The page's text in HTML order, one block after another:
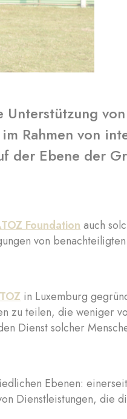
Rahmen von
der Ebene der
Foundation auch
von
in Luxemburg
zu teilen, die weniger
Dienst solcher
Ebenen:
Dienstleistungen, die